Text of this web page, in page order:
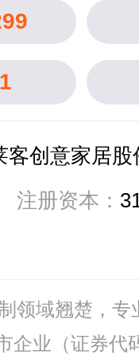
客创意家居
注册资本：
领域翘楚，
企业（证券代